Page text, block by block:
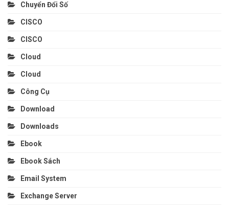
Chuyển Đổi Số
CISCO
CISCO
Cloud
Cloud
Công Cụ
Download
Downloads
Ebook
Ebook Sách
Email System
Exchange Server